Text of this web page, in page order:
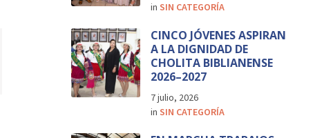
inSIN CATEGORÍA
CINCO JÓVENES ASPIRAN
A LA DIGNIDAD DE
CHOLITA BIBLIANENSE
2026–2027
7 julio, 2026
inSIN CATEGORÍA